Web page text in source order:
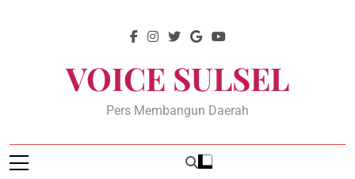
VOICE SULSEL
Pers Membangun Daerah